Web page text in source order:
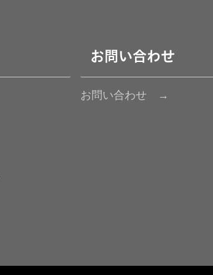
お問い合わせ
お問い合わせ →